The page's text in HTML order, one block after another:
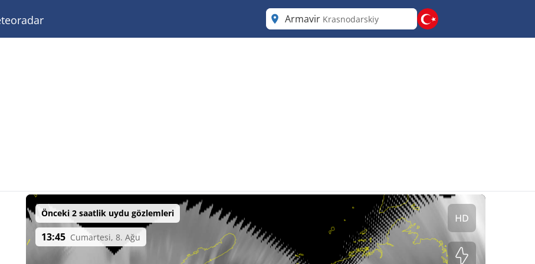
Armavir Krasnodarskiy
Önceki 2 saatlik uydu gözlemleri
13:45 Cumartesi, 8. Ağu